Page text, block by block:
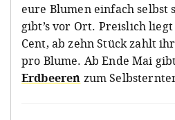
eure Blumen einfach selbst
gibt’s vor Ort. Preislich
Cent, ab zehn Stück zahlt
pro Blume. Ab Ende Mai
Erdbeeren zum